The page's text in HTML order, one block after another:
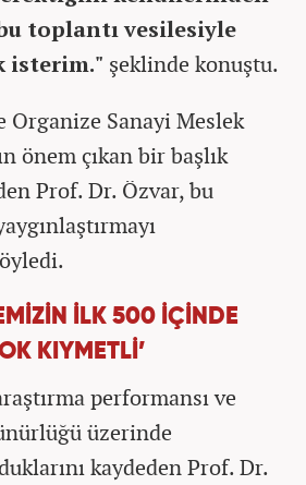
toplantı vesilesiyle
isterim." şeklinde konuştu.
Organize Sanayi Meslek
önem çıkan bir başlık
Prof. Dr. Özvar, bu
İLK 500 İÇİNDE
KIYMETLİ’
performansı ve
üzerinde
kaydeden Prof. Dr.